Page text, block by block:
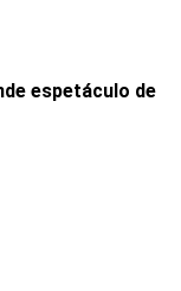
espetáculo de